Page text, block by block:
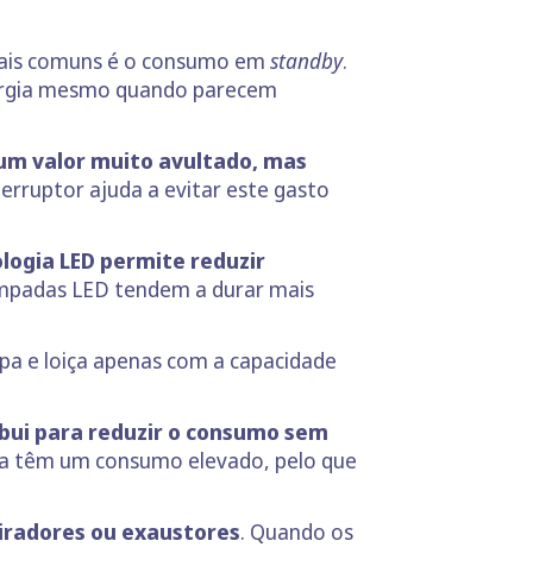
comuns é o consumo em standby.
mesmo quando parecem
valor muito avultado, mas
ajuda a evitar este gasto
LED permite reduzir
LED tendem a durar mais
e loiça apenas com a capacidade
para reduzir o consumo sem
têm um consumo elevado, pelo que
ou exaustores. Quando os